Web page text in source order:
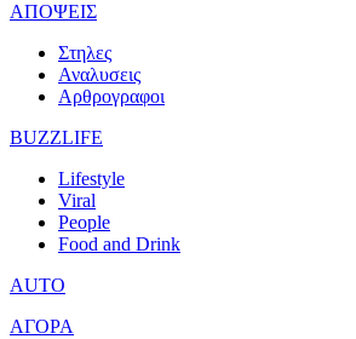
ΑΠΟΨΕΙΣ
Στηλες
Αναλυσεις
Αρθρογραφοι
BUZZLIFE
Lifestyle
Viral
People
Food and Drink
AUTO
ΑΓΟΡΑ